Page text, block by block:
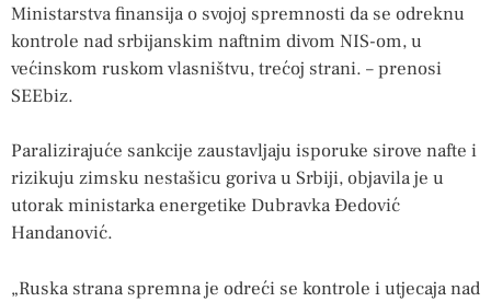
Ministarstva finansija o svojoj spremnosti da se odreknu
kontrole nad srbijanskim naftnim divom NIS-om, u
većinskom ruskom vlasništvu, trećoj strani. – prenosi
SEEbiz.
Paralizirajuće sankcije zaustavljaju isporuke sirove nafte i
rizikuju zimsku nestašicu goriva u Srbiji, objavila je u
utorak ministarka energetike Dubravka Đedović
Handanović.
„Ruska strana spremna je odreći se kontrole i utjecaja nad